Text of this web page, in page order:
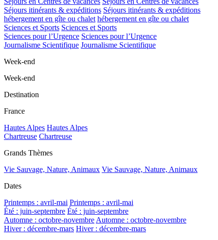
Séjours itinérants & expéditions Séjours itinérants & expéditions
hébergement en gîte ou chalet hébergement en gîte ou chalet
Sciences et Sports Sciences et Sports
Sciences pour l’Urgence Sciences pour l’Urgence
Journalisme Scientifique Journalisme Scientifique
Week-end
Week-end
Destination
France
Hautes Alpes Hautes Alpes
Chartreuse Chartreuse
Grands Thèmes
Vie Sauvage, Nature, Animaux Vie Sauvage, Nature, Animaux
Dates
Printemps : avril-mai Printemps : avril-mai
Été : juin-septembre Été : juin-septembre
Automne : octobre-novembre Automne : octobre-novembre
Hiver : décembre-mars Hiver : décembre-mars